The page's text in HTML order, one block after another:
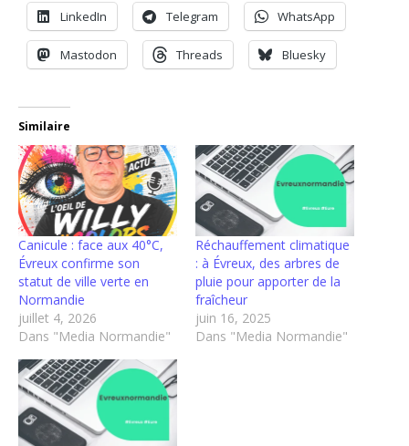
LinkedIn Telegram WhatsApp
Mastodon Threads Bluesky
Similaire
Canicule : face aux 40°C,
Évreux confirme son
statut de ville verte en
Normandie
juillet 4, 2026
Dans "Media Normandie"
Réchauffement climatique
: à Évreux, des arbres de
pluie pour apporter de la
fraîcheur
juin 16, 2025
Dans "Media Normandie"